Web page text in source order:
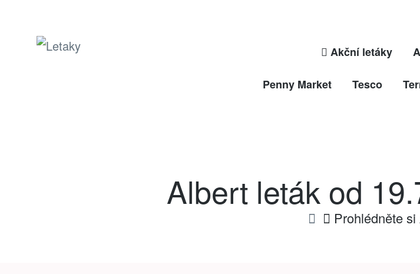
Akční letáky
Penny Market Tesco
Albert leták od
Prohlédněte